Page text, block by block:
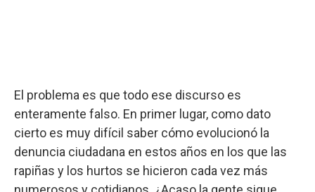
El problema es que todo ese discurso es
enteramente falso. En primer lugar, como dato
cierto es muy difícil saber cómo evolucionó la
denuncia ciudadana en estos años en los que las
rapiñas y los hurtos se hicieron cada vez más